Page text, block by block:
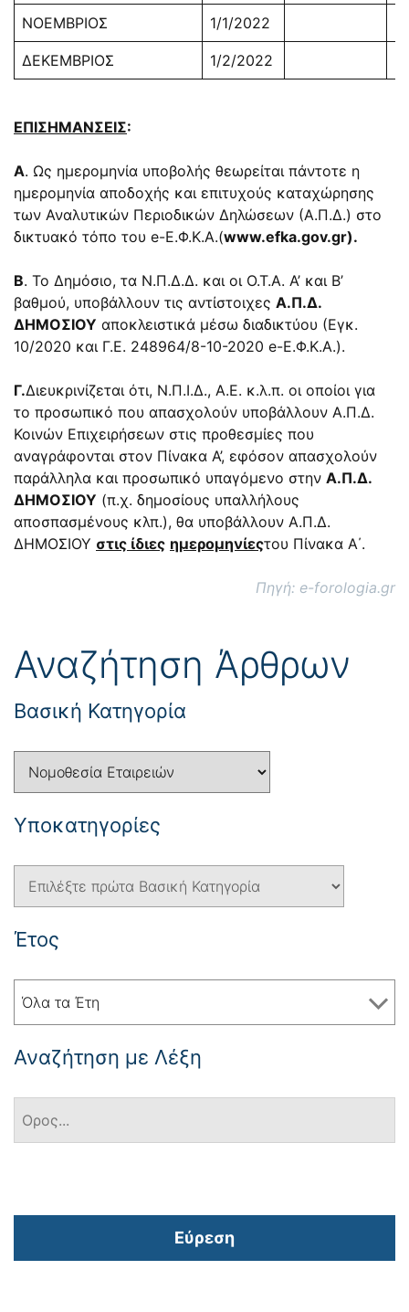
ΝΟΕΜΒΡΙΟΣ 1/1/2022
ΔΕΚΕΜΒΡΙΟΣ 1/2/2022
ΕΠΙΣΗΜΑΝΣΕΙΣ:
Α. Ως ημερομηνία υποβολής θεωρείται πάντοτε η
ημερομηνία αποδοχής και επιτυχούς καταχώρησης
των Αναλυτικών Περιοδικών Δηλώσεων (Α.Π.Δ.) στο
δικτυακό τόπο του e-Ε.Φ.Κ.Α.(www.efka.gov.gr).
Β. Το Δημόσιο, τα Ν.Π.Δ.Δ. και οι Ο.Τ.Α. Α’ και Β’
βαθμού, υποβάλλουν τις αντίστοιχες Α.Π.Δ.
ΔΗΜΟΣΙΟΥ αποκλειστικά μέσω διαδικτύου (Εγκ.
10/2020 και Γ.Ε. 248964/8-10-2020 e-Ε.Φ.Κ.Α.).
Γ.Διευκρινίζεται ότι, Ν.Π.Ι.Δ., Α.Ε. κ.λ.π. οι οποίοι για
το προσωπικό που απασχολούν υποβάλλουν Α.Π.Δ.
Κοινών Επιχειρήσεων στις προθεσμίες που
αναγράφονται στον Πίνακα Α’, εφόσον απασχολούν
παράλληλα και προσωπικό υπαγόμενο στην Α.Π.Δ.
ΔΗΜΟΣΙΟΥ (π.χ. δημοσίους υπαλλήλους
αποσπασμένους κλπ.), θα υποβάλλουν Α.Π.Δ.
ΔΗΜΟΣΙΟΥ στις ίδιες ημερομηνίεςτου Πίνακα Α΄.
Πηγή: e-forologia.gr
Αναζήτηση Άρθρων
Βασική Κατηγορία
Yποκατηγορίες
Έτος
Όλα τα Έτη
Αναζήτηση με Λέξη
Εύρεση